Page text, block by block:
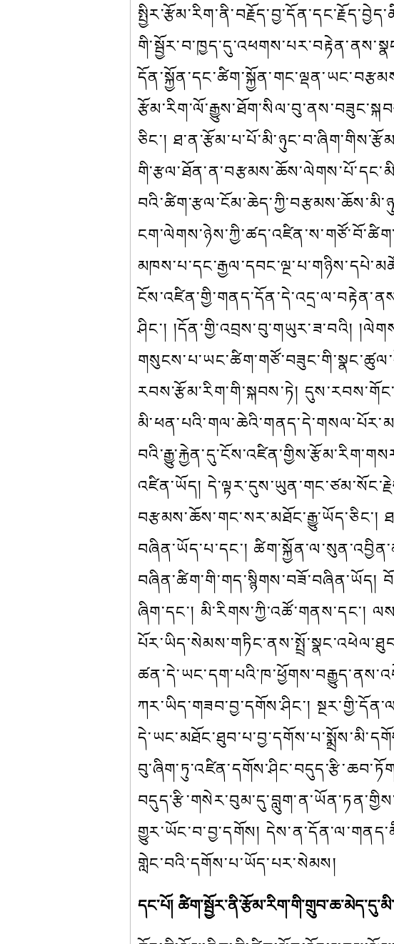
ཅིང་།
ཤིང་། །དོན་གྱི་འབྲས་བུ་གཡུར་ཟ་བའི།
རབས་རྩོམ་རིག་གི་སྐབས་ཏེ།
འཛིན་ཡོད།
བརྩམས་ཆོས་གང་སར་མཐོང་རྒྱུ་ཡོད་ཅིང་།
བཞིན་ཡོད་པ་དང་།
བཞིན་ཚིག་གི་གད་སྙིགས་བཟོ་བཞིན་ཡོད།
ཞིག་དང་། མི་རིགས་ཀྱི་འཚོ་གནས་དང་།
ཀར་ཡིད་གཟབ་བྱ་དགོས་ཤིང་།
གྱུར་ཡོང་བ་བྱ་དགོས།
གླེང་བའི་དགོས་པ་ཡོད་པར་སེམས།
དང་པོ།